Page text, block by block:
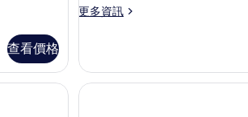
查看價格
所
片
更多資訊
更
雙
床
房
具、迷你吧、書桌、遮光布/窗簾